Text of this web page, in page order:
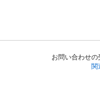
お問い合わせの
関